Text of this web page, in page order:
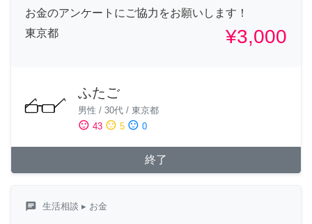
お金のアンケートにご協力をお願いします！
東京都
¥3,000
ふたご
男性 / 30代 / 東京都
sentiment_satisfied 43 sentiment_neutral 5 sentiment_dissatisfied 0
終了
chat 生活相談 ▸ お金